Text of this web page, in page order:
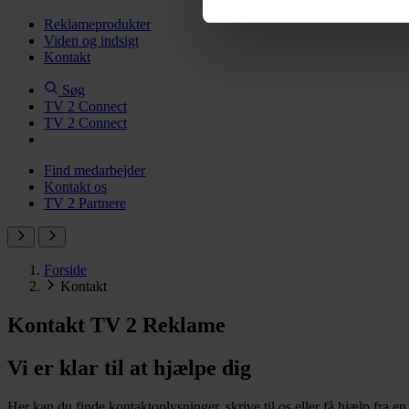
Reklameprodukter
Viden og indsigt
Kontakt
Søg
TV 2 Connect
TV 2 Connect
Find medarbejder
Kontakt os
TV 2 Partnere
Forside
Kontakt
Kontakt TV 2 Reklame
Vi er klar til at hjælpe dig